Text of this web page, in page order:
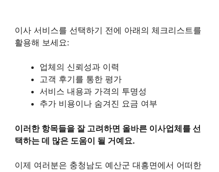
이사 서비스를 선택하기 전에 아래의 체크리스트를
활용해 보세요:
업체의 신뢰성과 이력
고객 후기를 통한 평가
서비스 내용과 가격의 투명성
추가 비용이나 숨겨진 요금 여부
이러한 항목들을 잘 고려하면 올바른 이사업체를 선
택하는 데 많은 도움이 될 거예요.
이제 여러분은 충청남도 예산군 대흥면에서 어떠한